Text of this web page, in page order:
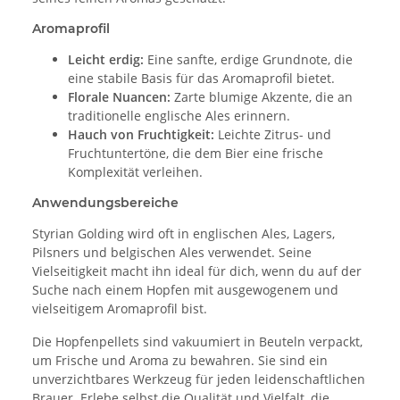
Aromaprofil
Leicht erdig: Eine sanfte, erdige Grundnote, die
eine stabile Basis für das Aromaprofil bietet.
Florale Nuancen: Zarte blumige Akzente, die an
traditionelle englische Ales erinnern.
Hauch von Fruchtigkeit: Leichte Zitrus- und
Fruchtuntertöne, die dem Bier eine frische
Komplexität verleihen.
Anwendungsbereiche
Styrian Golding wird oft in englischen Ales, Lagers,
Pilsners und belgischen Ales verwendet. Seine
Vielseitigkeit macht ihn ideal für dich, wenn du auf der
Suche nach einem Hopfen mit ausgewogenem und
vielseitigem Aromaprofil bist.
Die Hopfenpellets sind vakuumiert in Beuteln verpackt,
um Frische und Aroma zu bewahren. Sie sind ein
unverzichtbares Werkzeug für jeden leidenschaftlichen